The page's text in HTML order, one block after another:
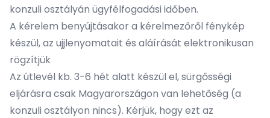
konzuli osztályán ügyfélfogadási időben.
A kérelem benyújtásakor a kérelmezőről fénykép
készül, az ujjlenyomatait és aláírását elektronikusan
rögzítjük
Az útlevél kb. 3-6 hét alatt készül el, sürgősségi
eljárásra csak Magyarországon van lehetőség (a
konzuli osztályon nincs). Kérjük, hogy ezt az